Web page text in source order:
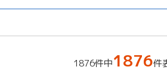
1876件中1876件